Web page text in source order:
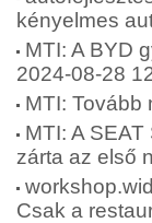
kényelmes
MTI: A BYD
2024-08-28
MTI: Tovább
MTI: A
zárta az első
Csak a